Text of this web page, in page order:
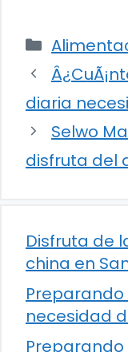
diaria
Selwo
disfruta del
Disfruta de
china en
necesidad